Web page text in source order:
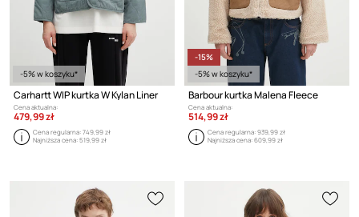
-5% w koszyku*
Carhartt WIP kurtka W Kylan Liner
Cena aktualna:
479,99 zł
Cena regularna:749,99 zł
Najniższa cena:519,99 zł
-15%
-5% w koszyku*
Barbour kurtka Malena Fleece
Cena aktualna:
514,99 zł
Cena regularna:939,99 zł
Najniższa cena:609,99 zł